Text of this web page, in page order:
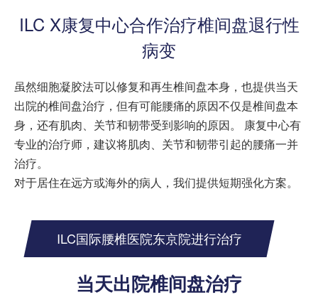
ILC X康复中心合作治疗椎间盘退行性
病变
虽然细胞凝胶法可以修复和再生椎间盘本身，也提供当天
出院的椎间盘治疗，但有可能腰痛的原因不仅是椎间盘本
身，还有肌肉、关节和韧带受到影响的原因。 康复中心有
专业的治疗师，建议将肌肉、关节和韧带引起的腰痛一并
治疗。
对于居住在远方或海外的病人，我们提供短期强化方案。
ILC国际腰椎医院东京院进行治疗
当天出院椎间盘治疗